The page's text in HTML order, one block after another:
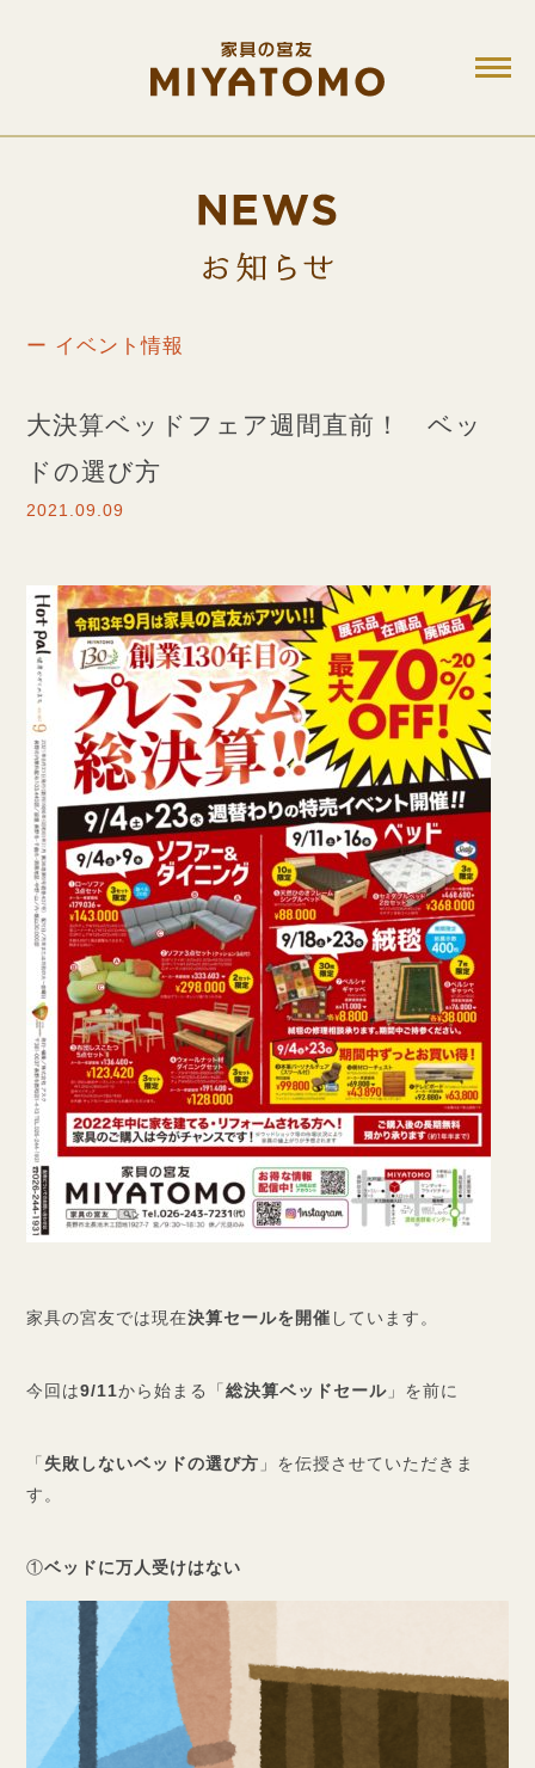
ー イベント情報
大決算ベッドフェア週間直前！ ベッ
ドの選び方
2021.09.09
家具の宮友では現在決算セールを開催 しています。
今回は9/11から始まる「総決算ベッドセール 」を前に
「 失敗しないベッドの選び方 」を伝授させていただきま
す。
①ベッドに万人受けはない